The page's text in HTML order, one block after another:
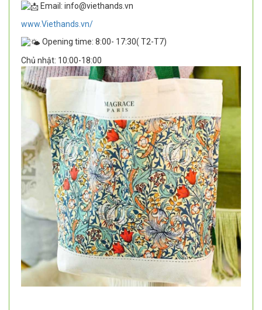
Email: info@viethands.vn
www.Viethands.vn/
Opening time: 8:00- 17:30( T2-T7)
Chủ nhật: 10:00-18:00